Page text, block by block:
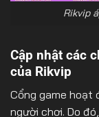
Rikvip
Cập nhật các
của Rikvip
Cổng game hoạt
người chơi. Do